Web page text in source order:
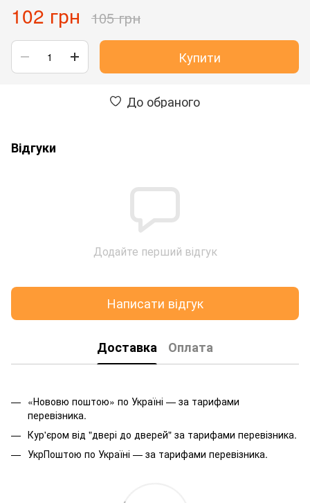
102 грн 105 грн
Купити
До обраного
Відгуки
Додайте перший відгук
Написати відгук
Доставка Оплата
«Нововю поштою» по Україні — за тарифами
перевізника.
Кур'єром від "двері до дверей" за тарифами перевізника.
УкрПоштою по Україні — за тарифами перевізника.